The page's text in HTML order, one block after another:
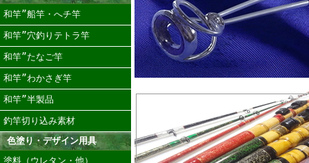
和竿”船竿・へチ竿
和竿”穴釣りテトラ竿
和竿”たなご竿
和竿”わかさぎ竿
和竿”半製品
釣竿切り込み素材
色塗り・デザイン用具
塗料（ウレタン・他）